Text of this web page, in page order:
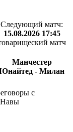
Следующий матч:
15.08.2026 17:45
матч
Манчестер
- Милан
с
Навы